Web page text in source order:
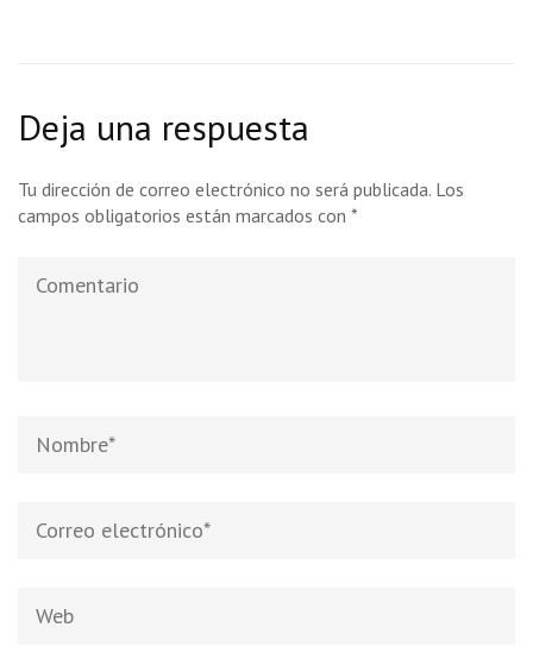
Deja una respuesta
Tu dirección de correo electrónico no será publicada. Los
campos obligatorios están marcados con *
electrónico*